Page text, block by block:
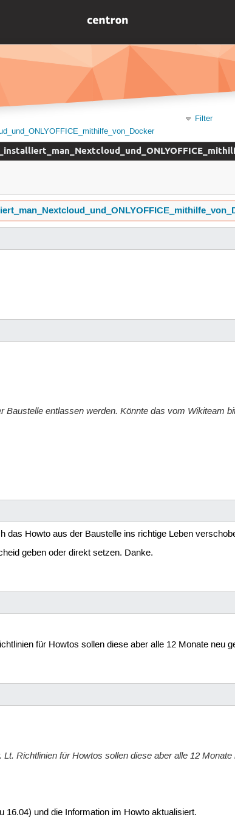
Filter
entlassen werden. Könnte das vom Wikiteam
das Howto aus der Baustelle ins richtige Leben
geben oder direkt setzen. Danke.
für Howtos sollen diese aber alle 12 Monate neu
Richtlinien für Howtos sollen diese aber alle 12
16.04) und die Information im Howto aktualisiert.